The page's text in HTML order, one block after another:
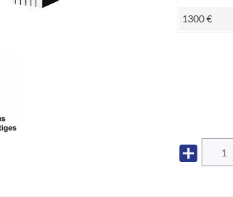
1300 €